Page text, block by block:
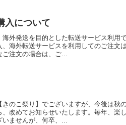
入について
外発送を目的とした転送サービス利用
海外転送サービスを利用してのご注文
注文の場合は、ご...
のこ祭り】でございますが、今後は秋
改めてお知らせいたします。毎年、楽
いませんが、何卒、...